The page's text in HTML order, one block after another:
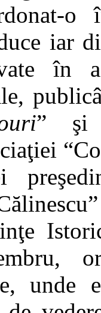
iar
în
”
ălinescu
unde